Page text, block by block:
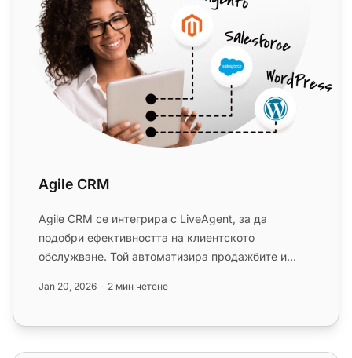
Agile CRM
Agile CRM се интегрира с LiveAgent, за да
подобри ефективността на клиентското
обслужване. Той автоматизира продажбите и
Jan 20, 2026 2 мин четене